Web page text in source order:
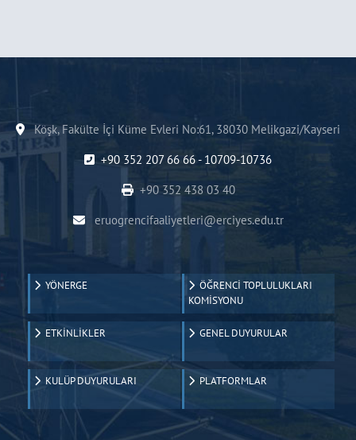
Köşk, Fakülte İçi Küme Evleri No:61, 38030 Melikgazi/Kayseri
+90 352 207 66 66 - 10709-10736
+90 352 438 03 40
eruogrencifaaliyetleri@erciyes.edu.tr
YÖNERGE
ÖĞRENCİ TOPLULUKLARI
KOMİSYONU
ETKİNLİKLER GENEL DUYURULAR
KULÜP DUYURULARI PLATFORMLAR